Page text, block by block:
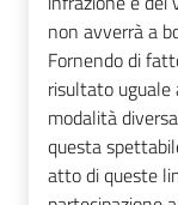
non avverrà a
Fornendo di
risultato uguale
modalità
questa
atto di queste